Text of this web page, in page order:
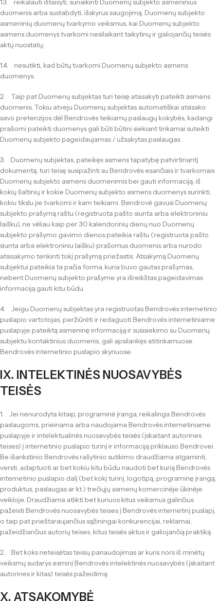
1.3. reikalauti ištaisyti, sunaikinti Duomenų subjekto asmeninius
duomenis arba sustabdyti, išskyrus saugojimą, Duomenų subjekto
asmeninių duomenų tvarkymo veiksmus, kai Duomenų subjekto
asmens duomenys tvarkomi nesilaikant taikytinų ir galiojančių teisės
aktų nuostatų;
1.4. nesutikti, kad būtų tvarkomi Duomenų subjekto asmens
duomenys.
2. Taip pat Duomenų subjektas turi teisę atsisakyti pateikti asmens
duomenis. Tokiu atveju Duomenų subjektas automatiškai atsisako
savo pretenzijos dėl Bendrovės teikiamų paslaugų kokybės, kadangi
prašomi pateikti duomenys gali būti būtini siekiant tinkamai suteikti
Duomenų subjekto pageidaujamas / užsakytas paslaugas.
3. Duomenų subjektas, pateikęs asmens tapatybę patvirtinantį
dokumentą, turi teisę susipažinti su Bendrovės esančiais ir tvarkomais
Duomenų subjekto asmens duomenimis bei gauti informaciją, iš
kokių šaltinių ir kokie Duomenų subjekto asmens duomenys surinkti,
kokiu tikslu jie tvarkomi ir kam teikiami. Bendrovė gavusi Duomenų
subjekto prašymą raštu (registruota pašto siunta arba elektroniniu
laišku), ne vėliau kaip per 30 kalendorinių dienų nuo Duomenų
subjekto prašymo gavimo dienos pateikia raštu (registruota pašto
siunta arba elektroniniu laišku) prašomus duomenis arba nurodo
atsisakymo tenkinti tokį prašymą priežastis. Atsakymą Duomenų
subjektui pateikia ta pačia forma, kuria buvo gautas prašymas,
nebent Duomenų subjekto prašyme yra išreikštas pageidavimas
informaciją gauti kitu būdu.
4. Jeigu Duomenų subjektas yra registruotas Bendrovės internetinio
puslapio vartotojas, peržiūrėti ir redaguoti Bendrovės internetiniame
puslapyje pateiktą asmeninę informaciją ir susisiekimo su Duomenų
subjektu kontaktinius duomenis, gali apsilankęs atitinkamuose
Bendrovės internetinio puslapio skyriuose.
IX. INTELEKTINĖS NUOSAVYBĖS
TEISĖS
1. Jei nenurodyta kitaip, programinė įranga, reikalinga Bendrovės
paslaugoms, prieinama arba naudojama Bendrovės internetiniame
puslapyje ir intelektualinės nuosavybės teisės (įskaitant autorines
teises) į internetinio puslapio turinį ir informaciją priklauso Bendrovei.
Be išankstinio Bendrovės rašytinio sutikimo draudžiama atgaminti,
versti, adaptuoti ar bet kokiu kitu būdu naudoti bet kurią Bendrovės
internetinio puslapio dalį (bet kokį turinį, logotipą, programinę įrangą,
produktus, paslaugas ar kt.) trečiųjų asmenų komercinėje ūkinėje
veikloje. Draudžiama atlikti bet kuriuos kitus veiksmus galinčius
pažeisti Bendrovės nuosavybės teises į Bendrovės internetinį puslapį,
o taip pat prieštaraujančius sąžiningai konkurencijai, reklamai,
pažeidžiančius autorių teises, kitus teisės aktus ir galiojančią praktiką.
2. Bet koks neteisėtas teisių panaudojimas ar kuris nors iš minėtų
veiksmų sudarys esminį Bendrovės intelektinės nuosavybės (įskaitant
autorines ir kitas) teisės pažeidimą.
X. ATSAKOMYBĖ